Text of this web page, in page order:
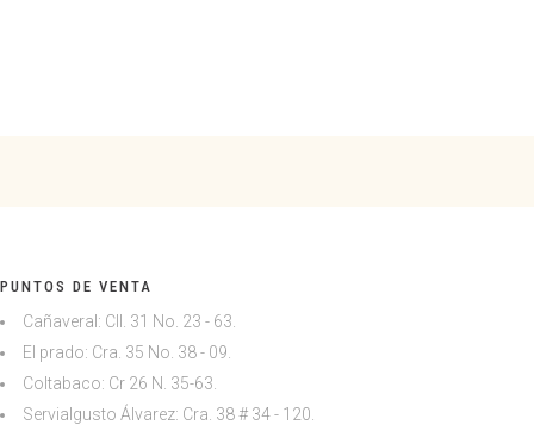
PUNTOS DE VENTA
Cañaveral: Cll. 31 No. 23 - 63.
El prado: Cra. 35 No. 38 - 09.
Coltabaco: Cr 26 N. 35-63.
Servialgusto Álvarez: Cra. 38 # 34 - 120.